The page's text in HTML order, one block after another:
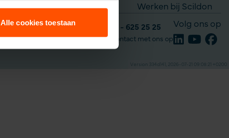
Alle cookies toestaan
Werken bij Scildon
Tel: 035 - 625 25 25
Neem contact met ons op
Volg ons op
Version 334d141, 2026-07-21 09:08:21 +0200